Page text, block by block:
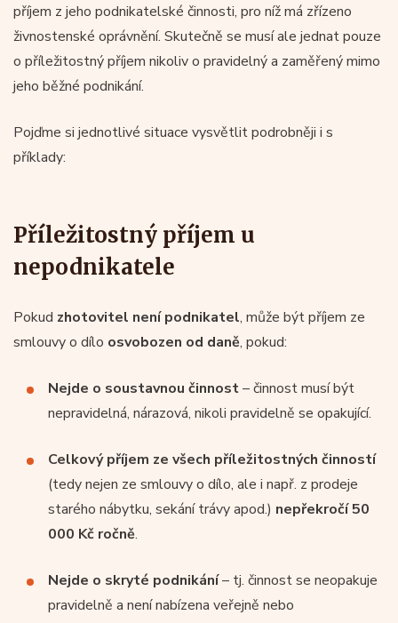
příjem z jeho podnikatelské činnosti, pro níž má zřízeno
živnostenské oprávnění. Skutečně se musí ale jednat pouze
o příležitostný příjem nikoliv o pravidelný a zaměřený mimo
jeho běžné podnikání.
Pojďme si jednotlivé situace vysvětlit podrobněji i s
příklady:
Příležitostný příjem u
nepodnikatele
Pokud zhotovitel není podnikatel, může být příjem ze
smlouvy o dílo osvobozen od daně, pokud:
Nejde o soustavnou činnost– činnost musí být
nepravidelná, nárazová, nikoli pravidelně se opakující.
Celkový příjem ze všech příležitostných činností
(tedy nejen ze smlouvy o dílo, ale i např. z prodeje
starého nábytku, sekání trávy apod.) nepřekročí 50
000 Kč ročně.
Nejde o skryté podnikání– tj. činnost se neopakuje
pravidelně a není nabízena veřejně nebo